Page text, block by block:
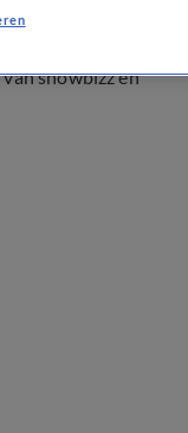
showbizz en